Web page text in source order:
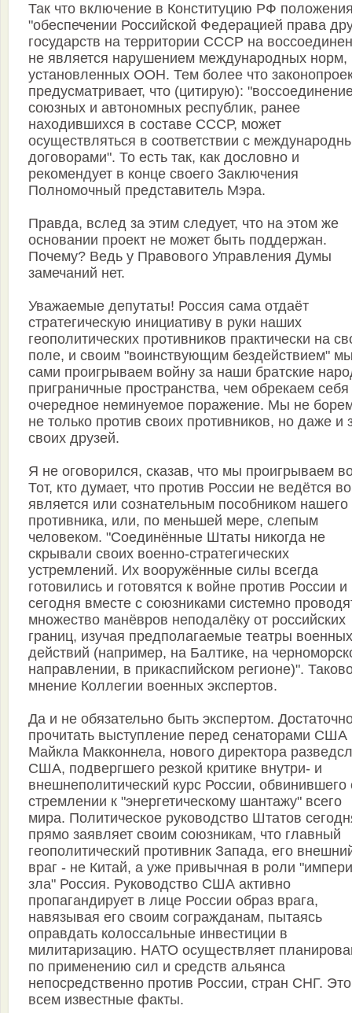
Так что включение в Конституцию РФ
"обеспечении Российской Федерацией права
государств на территории СССР на
не является нарушением международных норм,
установленных ООН. Тем более что
предусматривает, что (цитирую):
союзных и автономных республик, ранее
находившихся в составе СССР, может
осуществляться в соответствии с
договорами". То есть так, как дословно и
рекомендует в конце своего Заключения
Полномочный представитель Мэра.
Правда, вслед за этим следует, что на этом же
основании проект не может быть поддержан.
Почему? Ведь у Правового Управления Думы
замечаний нет.
Уважаемые депутаты! Россия сама отдаёт
стратегическую инициативу в руки наших
геополитических противников практически на
поле, и своим "воинствующим бездействием"
сами проигрываем войну за наши братские
приграничные пространства, чем обрекаем
очередное неминуемое поражение. Мы не
не только против своих противников, но даже и
своих друзей.
Я не оговорился, сказав, что мы проигрываем
Тот, кто думает, что против России не ведётся
является или сознательным пособником нашего
противника, или, по меньшей мере, слепым
человеком. "Соединённые Штаты никогда не
скрывали своих военно-стратегических
устремлений. Их вооружённые силы всегда
готовились и готовятся к войне против России и
сегодня вместе с союзниками системно
множество манёвров неподалёку от российских
границ, изучая предполагаемые театры военных
действий (например, на Балтике, на
направлении, в прикаспийском регионе)".
мнение Коллегии военных экспертов.
Да и не обязательно быть экспертом.
прочитать выступление перед сенаторами США
Майкла Макконнела, нового директора
США, подвергшего резкой критике внутри- и
внешнеполитический курс России, обвинившего
стремлении к "энергетическому шантажу" всего
мира. Политическое руководство Штатов
прямо заявляет своим союзникам, что главный
геополитический противник Запада, его
враг - не Китай, а уже привычная в роли
зла" Россия. Руководство США активно
пропагандирует в лице России образ врага,
навязывая его своим согражданам, пытаясь
оправдать колоссальные инвестиции в
милитаризацию. НАТО осуществляет
по применению сил и средств альянса
непосредственно против России, стран СНГ. Это
всем известные факты.